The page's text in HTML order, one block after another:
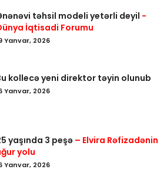
təhsil modeli yetərli deyil -
İqtisadi Forumu
Yanvar, 2026
kollecə yeni direktor təyin olunub
Yanvar, 2026
yaşında 3 peşə – Elvira Rəfizadənin
yolu
Yanvar, 2026